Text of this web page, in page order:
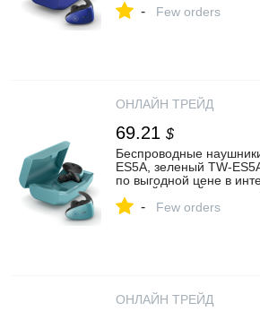
- Few orders
ОНЛАЙН ТРЕЙД
69.21 $
Беспроводные
ES5A, зеленый TW-
по выгодной цене в
- Few orders
ОНЛАЙН ТРЕЙД